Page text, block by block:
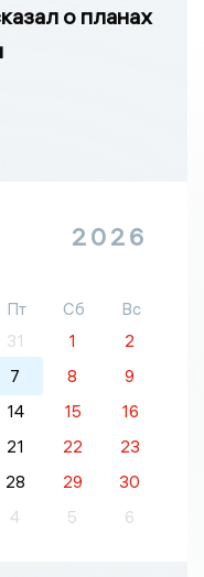
о планах
2026
Пт Сб
Вс
31 1
2
7 8
9
14 15
16
21 22
23
28 29
30
4 5 6